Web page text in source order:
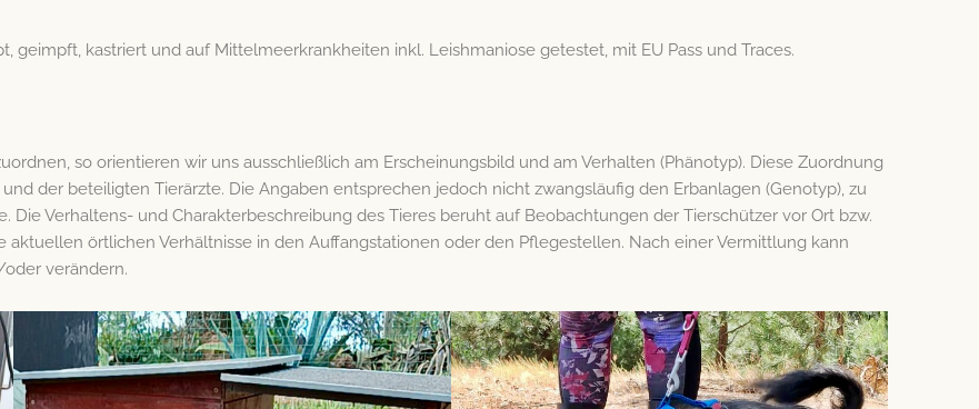
geimpft, kastriert und auf Mittelmeerkrankheiten inkl. Leishmaniose getestet, mit EU Pass und Traces.
so orientieren wir uns ausschließlich am Erscheinungsbild und am Verhalten (Phänotyp). Diese Zuordnung
der beteiligten Tierärzte. Die Angaben entsprechen jedoch nicht zwangsläufig den Erbanlagen (Genotyp), zu
Verhaltens- und Charakterbeschreibung des Tieres beruht auf Beobachtungen der Tierschützer vor Ort bzw.
örtlichen Verhältnisse in den Auffangstationen oder den Pflegestellen. Nach einer Vermittlung kann
verändern.